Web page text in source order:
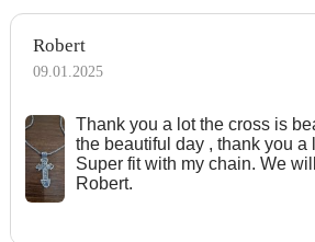
Robert
09.01.2025
Тhank you a lot the cross is
the beautiful day , thank you a
Super fit with my chain. We
Robert.